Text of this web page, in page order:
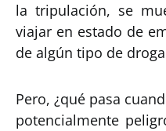
la tripulación, se
viajar en estado de
de algún tipo de
Pero, ¿qué pasa
potencialmente